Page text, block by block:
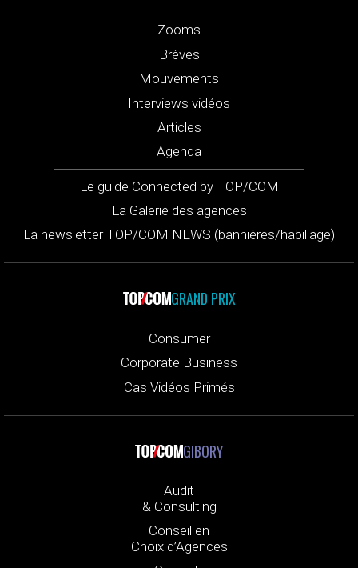
Zooms
Brèves
Mouvements
Interviews vidéos
Articles
Agenda
Le guide Connected by TOP/COM
La Galerie des agences
La newsletter TOP/COM NEWS (bannières/habillage)
GRAND PRIX
Consumer
Corporate Business
Cas Vidéos Primés
GIBORY
Audit
& Consulting
Conseil en
Choix d’Agences